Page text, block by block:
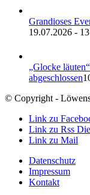
Grandioses
19.07.2026 -
„Glocke
abgeschlossen
© Copyright -
Link zu
Link zu Rss
Link zu Mail
Datenschutz
Impressum
Kontakt